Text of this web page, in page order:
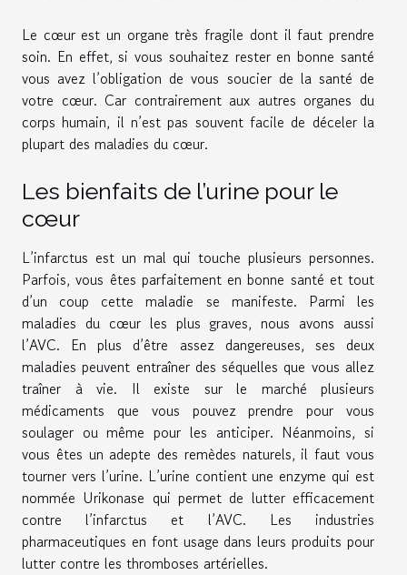
Le cœur est un organe très fragile dont il faut prendre
soin. En effet, si vous souhaitez rester en bonne santé
vous avez l’obligation de vous soucier de la santé de
votre cœur. Car contrairement aux autres organes du
corps humain, il n’est pas souvent facile de déceler la
plupart des maladies du cœur.
Les bienfaits de l’urine pour le
cœur
L’infarctus est un mal qui touche plusieurs personnes.
Parfois, vous êtes parfaitement en bonne santé et tout
d’un coup cette maladie se manifeste. Parmi les
maladies du cœur les plus graves, nous avons aussi
l’AVC. En plus d’être assez dangereuses, ses deux
maladies peuvent entraîner des séquelles que vous allez
traîner à vie. Il existe sur le marché plusieurs
médicaments que vous pouvez prendre pour vous
soulager ou même pour les anticiper. Néanmoins, si
vous êtes un adepte des remèdes naturels, il faut vous
tourner vers l’urine. L’urine contient une enzyme qui est
nommée Urikonase qui permet de lutter efficacement
contre l’infarctus et l’AVC. Les industries
pharmaceutiques en font usage dans leurs produits pour
lutter contre les thromboses artérielles.